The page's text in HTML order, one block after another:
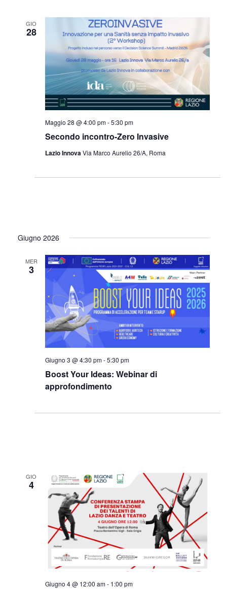
GIO
28
Secondo incontro-Zero Invasive
Maggio 28 @ 4:00 pm-5:30 pm
Lazio InnovaVia Marco Aurelio 26/A, Roma
Giugno 2026
MER
3
Boost Your Ideas: Webinar di
approfondimento
Giugno 3 @ 4:30 pm-5:30 pm
GIO
4
Giugno 4 @ 12:00 am- 1:00 pm